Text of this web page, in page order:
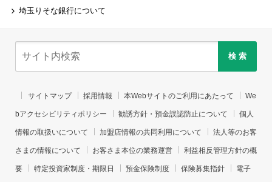
埼玉りそな銀行について
検 索
サイトマップ 採用情報 本Webサイトのご利用にあたって We
bアクセシビリティポリシー 勧誘方針・預金誤認防止について 個人
情報の取扱いについて 加盟店情報の共同利用について 法人等のお客
さまの情報について お客さま本位の業務運営 利益相反管理方針の概
要 特定投資家制度・期限日 預金保険制度 保険募集指針 電子